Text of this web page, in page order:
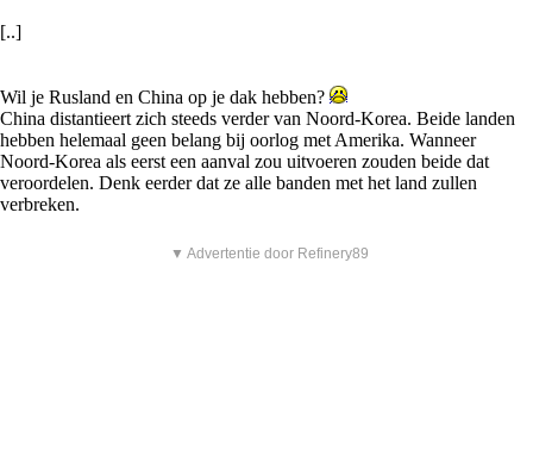
[..]
Wil je Rusland en China op je dak hebben?
China distantieert zich steeds verder van Noord-Korea. Beide landen
hebben helemaal geen belang bij oorlog met Amerika. Wanneer
Noord-Korea als eerst een aanval zou uitvoeren zouden beide dat
veroordelen. Denk eerder dat ze alle banden met het land zullen
verbreken.
▼ Advertentie door Refinery89